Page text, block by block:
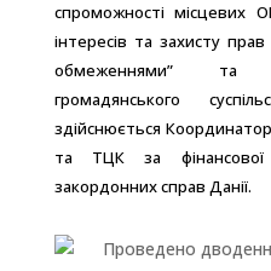
спроможності місцевих
інтересів та захисту
обмеженнями” та
громадянського
здійснюється
та ТЦК за фінансової
закордонних справ Данії.